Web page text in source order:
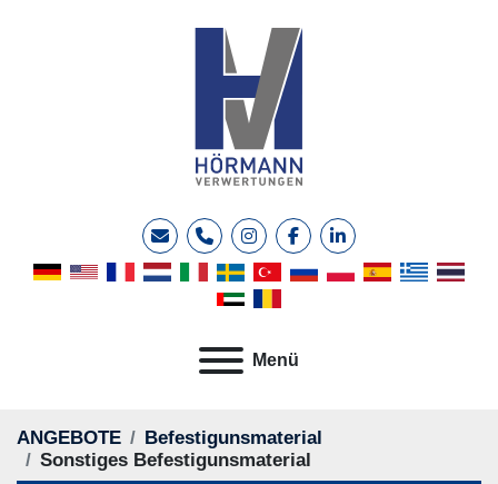
E-MailTelefoninstagramfacebooklinkedin
Menü
ANGEBOTE
Befestigunsmaterial
Sonstiges Befestigunsmaterial